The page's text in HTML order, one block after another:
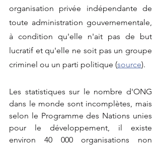
organisation privée indépendante de
toute administration gouvernementale,
à condition qu'elle n'ait pas de but
lucratif et qu'elle ne soit pas un groupe
criminel ou un parti politique (source).
Les statistiques sur le nombre d'ONG
dans le monde sont incomplètes, mais
selon le Programme des Nations unies
pour le développement, il existe
environ 40 000 organisations non